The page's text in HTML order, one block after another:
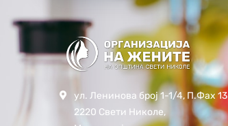
ул. Ленинова број 1-1/4, П.Фах 13
2220 Свети Николе,